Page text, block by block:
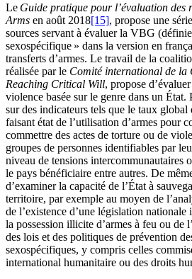
Le Guide pratique pour l’évaluation des
Arms en août 2018[15], propose une
sources servant à évaluer la VBG
sexospécifique » dans la version en
transferts d’armes. Le travail de la
réalisée par le Comité international de la
Reaching Critical Will, propose
violence basée sur le genre dans un État.
sur des indicateurs tels que le taux global
faisant état de l’utilisation d’armes pour
commettre des actes de torture ou de
groupes de personnes identifiables par
niveau de tensions intercommunautaires
le pays bénéficiaire entre autres. De
d’examiner la capacité de l’État à
territoire, par exemple au moyen de
de l’existence d’une législation
la possession illicite d’armes à feu ou de
des lois et des politiques de prévention
sexospécifiques, y compris celles
international humanitaire ou des droits